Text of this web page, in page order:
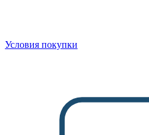
Условия покупки